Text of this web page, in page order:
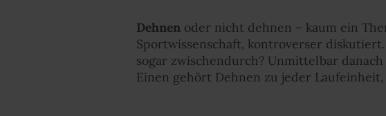
Dehnen oder nicht dehnen – kaum ein
Sportwissenschaft, kontroverser
sogar zwischendurch? Unmittelbar
Einen gehört Dehnen zu jeder